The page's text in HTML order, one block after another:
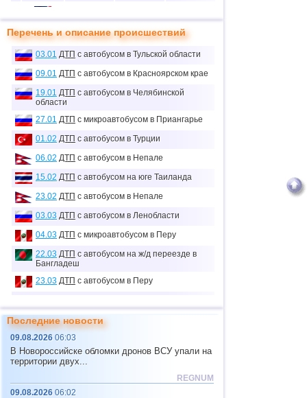
11 1 16
12 2 32 65
13 5 51 34
14
15 3 61 26
17
1 35 30
18 1 0
19
20
Перечень и описание происшествий
03.01 ДТП с автобусом в Тульской области
09.01 ДТП с автобусом в Красноярском крае
19.01 ДТП с автобусом в Челябинской
области
27.01 ДТП с микроавтобусом в Приангарье
01.02 ДТП с автобусом в Турции
06.02 ДТП с автобусом в Непале
15.02 ДТП с автобусом на юге Таиланда
23.02 ДТП с автобусом в Непале
03.03 ДТП с автобусом в Ленобласти
04.03 ДТП с микроавтобусом в Перу
22.03 ДТП с автобусом на ж/д переезде в
Бангладеш
23.03 ДТП с автобусом в Перу
26.03 ДТПс автобусом в Бангладеш
26.03 ДТП
28.03 ДТПс микроавтобусом на севере
Индии
28.03 ДТПс автобусом в Теннесси
Последние новости
09.08.2026 06:03
В Новороссийске обломки дронов ВСУ упали на
территории двух...
REGNUM
09.08.2026 06:02